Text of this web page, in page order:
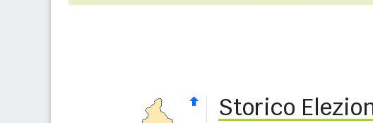
Storico